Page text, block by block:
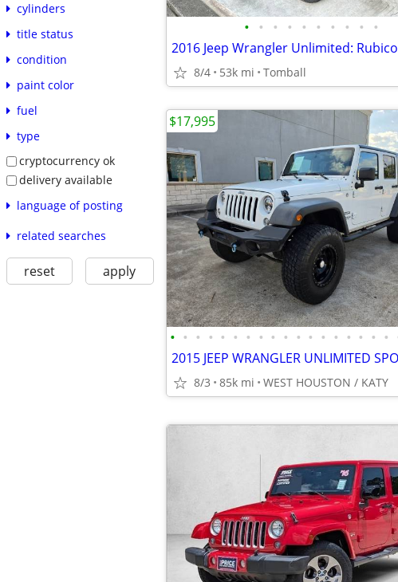
cylinders
title status
condition
paint color
fuel
type
cryptocurrency ok
delivery available
language of posting
related searches
reset apply
• • • • • • • • • •
8/4 53k mi Tomball
• • • • • • • • • • • • • • • • • •
2015 JEEP WRANGLER UNLIMITED
8/3 85k mi WEST HOUSTON / KATY
$17,995